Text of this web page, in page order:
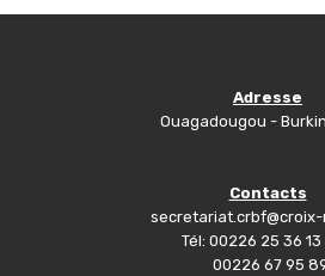
Adresse
Ouagadougou -
Contacts
Tél: 00226 25 36
00226 67 95